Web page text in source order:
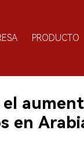
PRODUCTO
en